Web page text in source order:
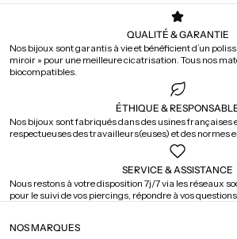
QUALITÉ & GARANTIE
Nos bijoux sont garantis à vie et bénéficient d’un
miroir » pour une meilleure cicatrisation. Tous nos
biocompatibles.
ÉTHIQUE &
Nos bijoux sont fabriqués dans des usines françaises
respectueuses des travailleurs(euses) et des normes
SERVICE & ASSISTANCE
Nous restons à votre disposition 7j/7 via les réseaux
pour le suivi de vos piercings, répondre à vos
NOS MARQUES